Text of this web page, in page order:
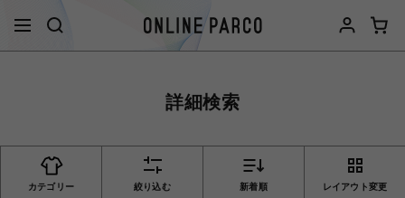
詳細検索
カテゴリー 絞り込む 新着順 レイアウト変更